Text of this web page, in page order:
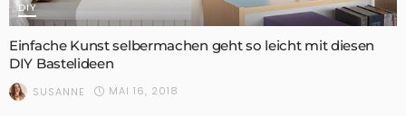
DIY
Einfache Kunst selbermachen geht so leicht mit diesen
DIY Bastelideen
SUSANNE MAI 16, 2018